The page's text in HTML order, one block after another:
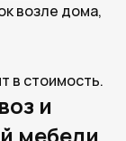
возле дома,
в стоимость.
и